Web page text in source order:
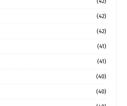
(42)
(42)
(41)
(41)
(40)
(40)